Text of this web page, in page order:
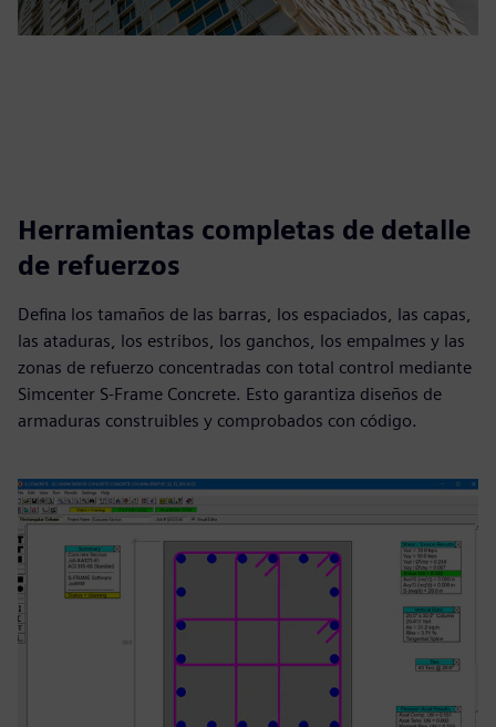
Herramientas completas de detalle
de refuerzos
Defina los tamaños de las barras, los espaciados, las capas,
las ataduras, los estribos, los ganchos, los empalmes y las
zonas de refuerzo concentradas con total control mediante
Simcenter S-Frame Concrete. Esto garantiza diseños de
armaduras construibles y comprobados con código.